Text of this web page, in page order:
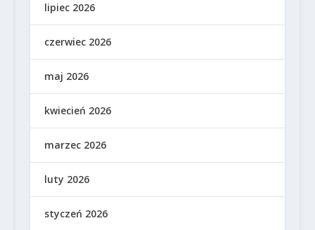
lipiec 2026
czerwiec 2026
maj 2026
kwiecień 2026
marzec 2026
luty 2026
styczeń 2026